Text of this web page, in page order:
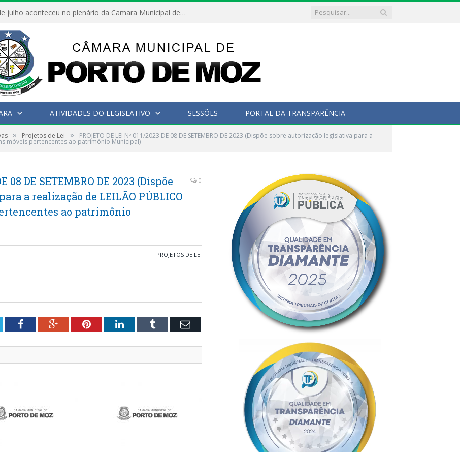
Hoje dia 05 de julho aconteceu no plenário da Camara Municipal de Porto de Moz a Sessão Solene de Abertura dos Trabalhos Legislativos 2º Período da 23ª Legislatura
ATIVIDADES DO LEGISLATIVO SESSÕES PORTAL DA TRANSPARÊNCIA
» Projetos de Lei » PROJETO DE LEI Nº 011/2023 DE 08 DE SETEMBRO DE 2023 (Dispõe sobre autorização legislativa para a
móveis pertencentes ao patrimônio Municipal)
08 DE SETEMBRO DE 2023 (Dispõe
a realização de LEILÃO PÚBLICO
ao patrimônio
0
PROJETOS DE LEI
FacebookGoogle+PinterestLinkedInTumblr Email